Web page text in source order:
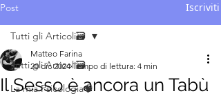
Post Iscriviti
Tutti gli Articoli🗃️
La mia Psicologia🧠
Tutti gli Articoli🗃️
Il Sesso è ancora un Tabù
Matteo Farina
20 dic 2024 Tempo di lettura: 4 min